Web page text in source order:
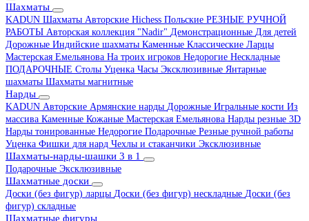
Шахматы
KADUN Шахматы Авторские Hichess Польские РЕЗНЫЕ РУЧНОЙ
РАБОТЫ Авторская коллекция "Nadir" Демонстрационные Для детей
Дорожные Индийские шахматы Каменные Классические Ларцы
Мастерская Емельянова На троих игроков Недорогие Нескладные
ПОДАРОЧНЫЕ Столы Уценка Часы Эксклюзивные Янтарные
шахматы Шахматы магнитные
Нарды
KADUN Авторские Армянские нарды Дорожные Игральные кости Из
массива Каменные Кожаные Мастерская Емельянова Нарды резные 3D
Нарды тонированные Недорогие Подарочные Резные ручной работы
Уценка Фишки для нард Чехлы и стаканчики Эксклюзивные
Шахматы-нарды-шашки 3 в 1
Подарочные Эксклюзивные
Шахматные доски
Доски (без фигур) ларцы Доски (без фигур) нескладные Доски (без
фигур) складные
Шахматные фигуры